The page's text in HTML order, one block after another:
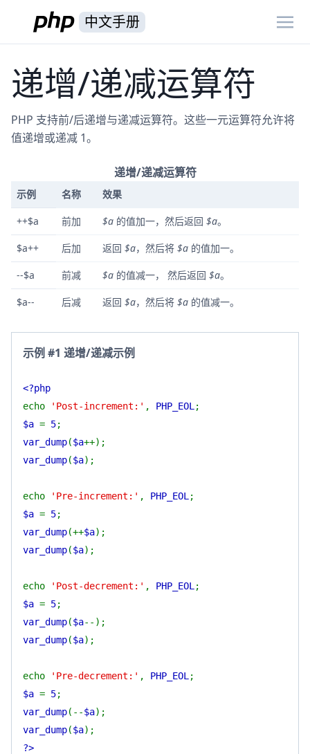
中文手册
递增/递减运算符
PHP 支持前/后递增与递减运算符。这些一元运算符允许将
值递增或递减 1。
递增/递减运算符
示例 名称 效果
++$a 前加 $a 的值加一，然后返回 $a。
$a++ 后加 返回 $a，然后将 $a 的值加一。
--$a 前减 $a 的值减一， 然后返回 $a。
$a-- 后减 返回 $a，然后将 $a 的值减一。
示例 #1 递增/递减示例
<?php
echo
'Post-increment:' , PHP_EOL ;
$a = 5;
var_dump($a++);
var_dump($a);
echo 'Pre-increment:' , PHP_EOL ;
$a = 5;
var_dump(++$a);
var_dump($a);
echo 'Post-decrement:' , PHP_EOL ;
$a = 5;
var_dump($a--);
var_dump($a);
echo 'Pre-decrement:' , PHP_EOL ;
$a = 5;
var_dump(--$a);
var_dump($a);
?>